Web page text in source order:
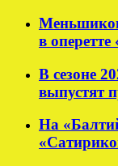
в
В сезоне
выпустят
На